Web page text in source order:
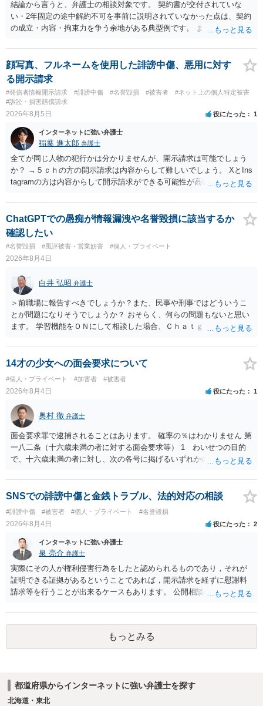
結論から言うと、弁護士の相談対象です。 契約書が交付されていな
い・2年固定の途中解約不可を事前に説明されていなかった点は、契約
の成立・内容・拘束力を争う余地がある典型例です。 まずは、運営と
みてはいかがでしょうか。 また同時並行で（もしまだされていないの
であれば）書面で退所意思の明確化はしておくべきだと考えます。
顔写真、フルネームを使用した誹謗中傷、悪用に対す
る開示請求
#発信者情報開示請求 #誹謗中傷 #名誉毀損 #被害者
#ネット上の個人特定被害
#訴訟・損害賠償請求
2026年8月5日 役にたった 1
インターネットに強い弁護士
稲葉 進太郎 弁護士
全てが同じ人物の犯行かは分かりませんが、開示請求は可能でしょう
か？ →５ｃｈの方の開示請求は内容からして難しいでしょう。 XとIns
tagramの方は内容からして開示請求ができる可能性が高いでしょう。
いでしょう。７月中にアカウントが削除されている場合、今から進め
ても失敗する可能性が高いように思われます。 相手を特定できた場
合、相手に全ての弁護士費用を負担させることは可能でしょうか？ →
訴訟外の交渉で相手方が認めれば負担させることができるでしょう。
訴訟で判決となった場合は、実際の弁護士費用が認められる場合と認
められない場合があり何ともいえないところでしょう。
ChatGPTでの愚痴が情報漏洩や名誉毀損に該当するか
確認したい
#名誉毀損 #風評被害・営業妨害 #個人・プライベート
2026年8月4日
白井 弘昭 弁護士
＞前職場に報告すべきでしょうか？また、民事や刑事ではどういうこ
とが問題になりそうでしょうか？ おそらく、何らの問題もないと思い
ます。 学習機能をＯＮにして相談した場合、Ｃｈａｔｇｐｔがｏｐｅ
する可能性がありますが、個人名や会社名を特定していない限り、一
般論として抽象化されて回答に織り込まれる可能性が生じるにすぎま
せんので、その情報自体が、秘密情報に当たるとは思えませんし、名
誉棄損として、個人や会社に対する誹謗中傷の不特定多数への公開に
当たるとも思われません。 もちろん、誰がその内容をｃｈａｔｇｐｔ
に入力したかも第三者にしられることはないので、個人や会社の特定
をせずに書き込んだことで（おそらく特定して書き込んだとして
も）、相談者さんが刑事民事の責任に問われることはないでしょう。
私見ながらご参考まで。
14才の少女への面会要求について
#個人・プライベート #加害者 #被害者
2026年8月4日 役にたった 1
奥村 徹 弁護士
面会要求罪で逮捕されることはあります。 確率の％はわかりません 第
一八二条（十六歳未満の者に対する面会要求等） 1 わいせつの目的
で、十六歳未満の者に対し、次の各号に掲げるいずれかの行為をした
が生まれた日より五年以上前の日に生まれた者に限る。）は、一年以
下の拘禁刑又は五十万円以下の罰金に処する。 一 威迫し、偽計を用
い又は誘惑して面会を要求すること。 二 拒まれたにもかかわらず、
反復して面会を要求すること。 三 金銭その他の利益を供与し、又は
その申込み若しくは約束をして面会を要求すること。 2前項の罪を犯
し、よってわいせつの目的で当該十六歳未満の者と面会をした者は、
二年以下の拘禁刑又は百万円以下の罰金に処する。
SNSでの誹謗中傷と金銭トラブル、法的対応の相談
#誹謗中傷 #被害者 #個人・プライベート #名誉毀損
2026年8月4日 役にたった 2
インターネットに強い弁護士
泉 亮介 弁護士
実際にその人が権利侵害行為をしたと認められるものであり，それが
証明できる証拠があるということであれば，開示請求を経ずに慰謝料
請求等を行うことが出来るケースもあります。 公開相談の場では回答
に個別に相談されると良いでしょう。
もっとみる
都道府県からインターネットに強い弁護士を探す
北海道・東北